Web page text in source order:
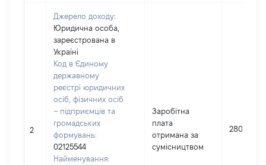
2
Джерело доходу:
Юридична особа,
зареєстрована в
Україні
Код в Єдиному
державному
реєстрі юридичних
осіб, фізичних осіб
– підприємців та
громадських
формувань:
02125544
Найменування:
Заробітна
плата
отримана за
сумісництвом
28093